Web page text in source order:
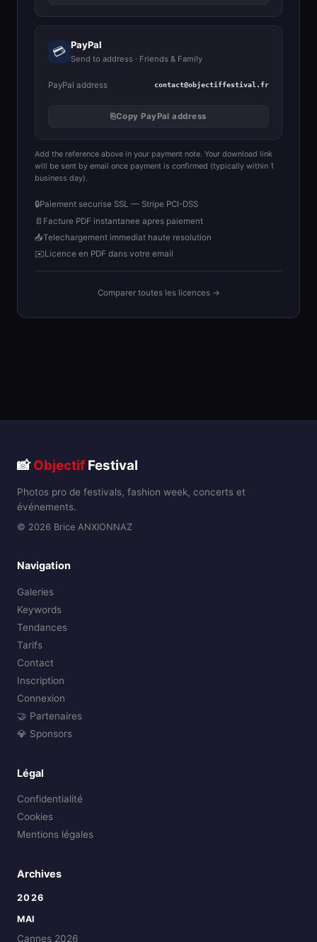
💳 PayPal
Send to address · Friends & Family
PayPal address contact@objectiffestival.fr
⎘Copy PayPal address
Add the reference above in your payment note. Your download link
will be sent by email once payment is confirmed (typically within 1
business day).
🔒Paiement securise SSL — Stripe PCI-DSS
📄 Facture PDF instantanee apres paiement
📥Telechargement immediat haute resolution
✉️Licence en PDF dans votre email
Comparer toutes les licences →
📸Objectif Festival
Photos pro de festivals, fashion week, concerts et
événements.
© 2026 Brice ANXIONNAZ
Navigation
Galeries
Keywords
Tendances
Tarifs
Contact
Inscription
Connexion
🤝 Partenaires
💎 Sponsors
Légal
Confidentialité
Cookies
Mentions légales
Archives
2026
MAI
Cannes 2026